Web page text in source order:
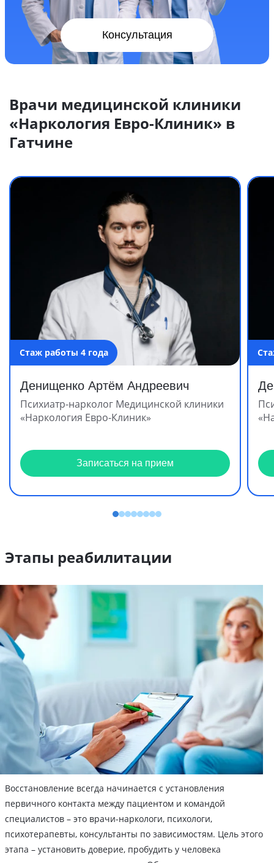
Консультация
Врачи медицинской клиники
«Наркология Евро-Клиник» в
Гатчине
Стаж работы 4 года
Денищенко Артём Андреевич
Психиатр-нарколог Медицинской клиники
«Наркология Евро-Клиник»
Записаться на прием
Этапы реабилитации
Восстановление всегда начинается с установления
первичного контакта между пациентом и командой
специалистов – это врачи-наркологи, психологи,
психотерапевты, консультанты по зависимостям. Цель этого
этапа – установить доверие, пробудить у человека